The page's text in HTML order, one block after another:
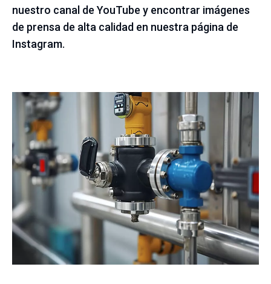
nuestro canal de YouTube y encontrar imágenes
de prensa de alta calidad en nuestra página de
Instagram.